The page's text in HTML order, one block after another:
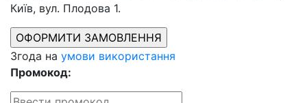
Київ, вул. Плодова 1.
Згода на умови використання
Промокод: